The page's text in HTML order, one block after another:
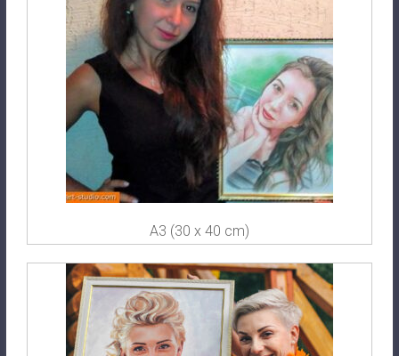
A3 (30 x 40 cm)